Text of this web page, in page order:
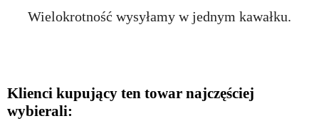
Wielokrotność wysyłamy w jednym kawałku.
Klienci kupujący ten towar najczęściej
wybierali: